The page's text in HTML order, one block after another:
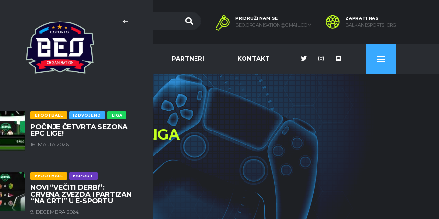
PRIDRUŽI NAM SE
BEO.ORGANISATION@GMAIL.COM
ZAPRATI NAS
BALKANESPORTS_ORG
EFOOTBALL PARTNERI KONTAKT
EFOOTBALL IZDVOJENO LIGA
POČINJE ČETVRTA SEZONA
EPC LIGE!
16. MARTA 2026.
EFOOTBALL ESPORT
NOVI “VEČITI DERBI”:
CRVENA ZVEZDA I PARTIZAN
“NA CRTI” U E-SPORTU
9. DECEMBRA 2024.
OZNAKA: EPC LIGA